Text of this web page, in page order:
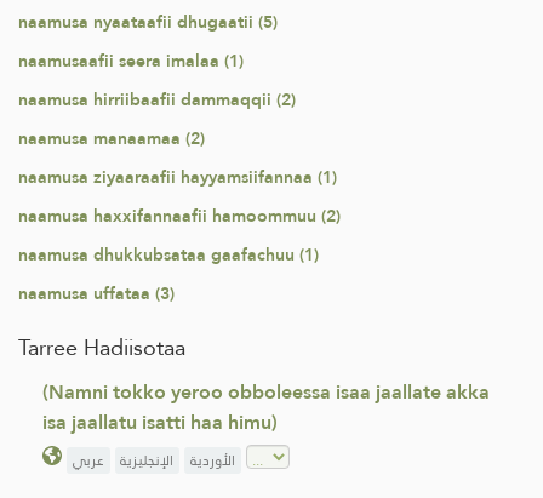
naamusa nyaataafii dhugaatii (5)
naamusaafii seera imalaa (1)
naamusa hirriibaafii dammaqqii (2)
naamusa manaamaa (2)
naamusa ziyaaraafii hayyamsiifannaa (1)
naamusa haxxifannaafii hamoommuu (2)
naamusa dhukkubsataa gaafachuu (1)
naamusa uffataa (3)
Tarree Hadiisotaa
(Namni tokko yeroo obboleessa isaa jaallate akka
isa jaallatu isatti haa himu)
عربي الإنجليزية الأوردية